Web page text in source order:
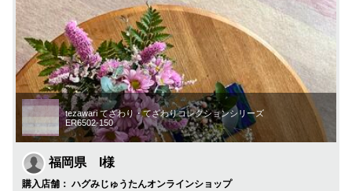
tezawari てざわり・てざわりコレクションシリーズ
ER6502-150
福岡県 I様
購入店舗： ハグみじゅうたんオンラインショップ